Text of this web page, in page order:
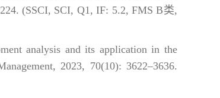
(SSCI, SCI, Q1, IF: 5.2, FMS B类,
analysis and its application in the
2023, 70(10): 3622–3636.